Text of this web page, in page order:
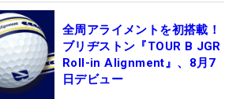
全周アライメントを初搭載！
ブリヂストン『TOUR B JGR
Roll-in Alignment』、8月7
日デビュー